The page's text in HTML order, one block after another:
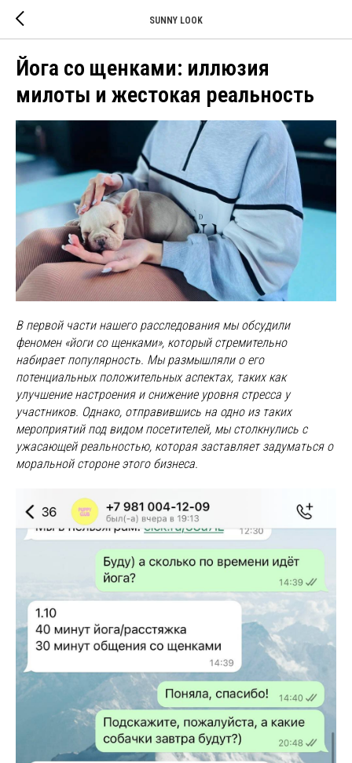
SUNNY LOOK
Йога со щенками: иллюзия
милоты и жестокая реальность
В первой части нашего расследования мы обсудили
феномен «йоги со щенками», который стремительно
набирает популярность. Мы размышляли о его
потенциальных положительных аспектах, таких как
улучшение настроения и снижение уровня стресса у
участников. Однако, отправившись на одно из таких
мероприятий под видом посетителей, мы столкнулись с
ужасающей реальностью, которая заставляет задуматься о
моральной стороне этого бизнеса.